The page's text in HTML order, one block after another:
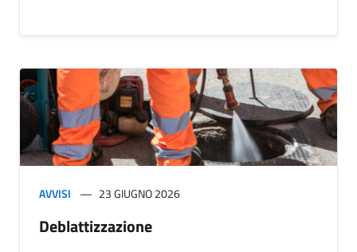
AVVISI 23 GIUGNO 2026
Deblattizzazione